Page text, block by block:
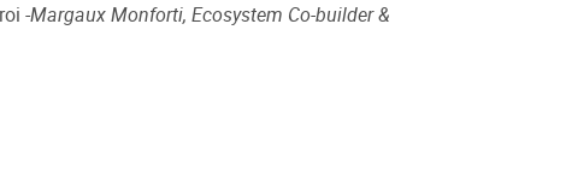
-Margaux Monforti, Ecosystem Co-builder &